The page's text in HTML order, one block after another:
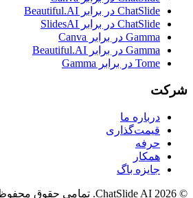
ChatSlide در برابر Beautiful.AI
ChatSlide در برابر SlidesAI
Gamma در برابر Canva
Gamma در برابر Beautiful.AI
Tome در برابر Gamma
شرکت
درباره ما
قیمت‌گذاری
حرفه
همکار
جایزه باگ
© 2026 ChatSlide AI. تمامی حقوق محفوظ است.